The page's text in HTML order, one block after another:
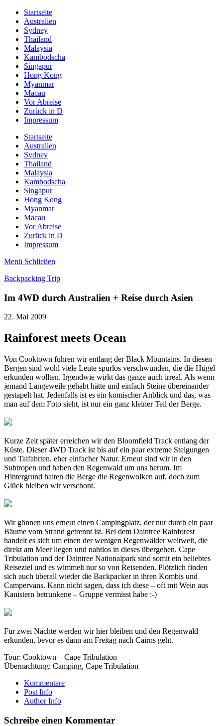
Startseite
Australien
Sydney
Thailand
Malaysia
Kambodscha
Singapur
Hong Kong
Myanmar
Macau
Vor Abreise
Zurück in D
Impressum
Startseite
Australien
Sydney
Thailand
Malaysia
Kambodscha
Singapur
Hong Kong
Myanmar
Macau
Vor Abreise
Zurück in D
Impressum
Menü Schließen
Backpacking Trip
Im 4WD durch Australien + Reise durch Asien
22. Mai 2009
Rainforest meets Ocean
Von Cooktown fuhren wir entlang der Black Mountains. In diesen
Bergen sind wohl viele Leute spurlos verschwunden, die die Hügel
erkunden wollten. Irgendwie wirkt das ganze auch irreal. Als wenn
jemand Langeweile gehabt hätte und einfach Steine übereinander
gestapelt hat. Jedenfalls ist es ein komischer Anblick und das, was
man auf dem Foto sieht, ist nur ein ganz kleiner Teil der Berge.
Kurze Zeit später erreichen wir den Bloomfield Track entlang der
Küste. Dieser 4WD Track ist bis auf ein paar extreme Steigungen
und Talfahrten, eher einfacher Natur. Erneut sind wir in den
Subtropen und haben den Regenwald um uns herum. Im
Hintergrund halten die Berge die Regenwolken auf, doch zum
Glück bleiben wir verschont.
Wir gönnen uns erneut einen Campingplatz, der nur durch ein paar
Bäume vom Strand getrennt ist. Bei dem Daintree Rainforest
handelt es sich um einen der wenigen Regenwälder weltweit, die
direkt am Meer liegen und nahtlos in dieses übergehen. Cape
Tribulation und der Daintree Nationalpark sind somit ein beliebtes
Reiseziel und es wimmelt nur so von Reisenden. Plötzlich finden
sich auch überall wieder die Backpacker in ihren Kombis und
Campervans. Kann nicht sagen, dass ich diese – oft mit Wein aus
Kanistern betrunkene – Gruppe vermisst habe :-)
Für zwei Nächte werden wir hier bleiben und den Regenwald
erkunden, bevor es dann am Freitag nach Cairns geht.
Tour: Cooktown – Cape Tribulation
Übernachtung: Camping, Cape Tribulation
Kommentare
Post Info
Author Info
Schreibe einen Kommentar